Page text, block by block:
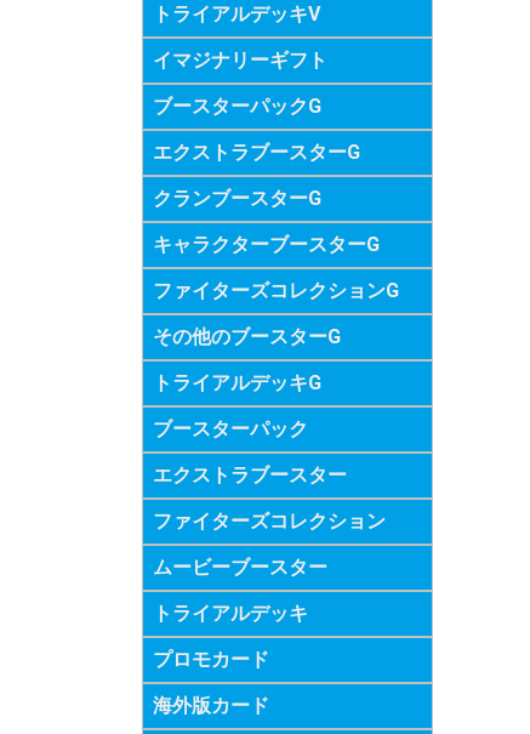
トライアルデッキV
イマジナリーギフト
ブースターパックG
エクストラブースターG
クランブースターG
キャラクターブースターG
ファイターズコレクションG
その他のブースターG
トライアルデッキG
ブースターパック
エクストラブースター
ファイターズコレクション
ムービーブースター
トライアルデッキ
プロモカード
海外版カード